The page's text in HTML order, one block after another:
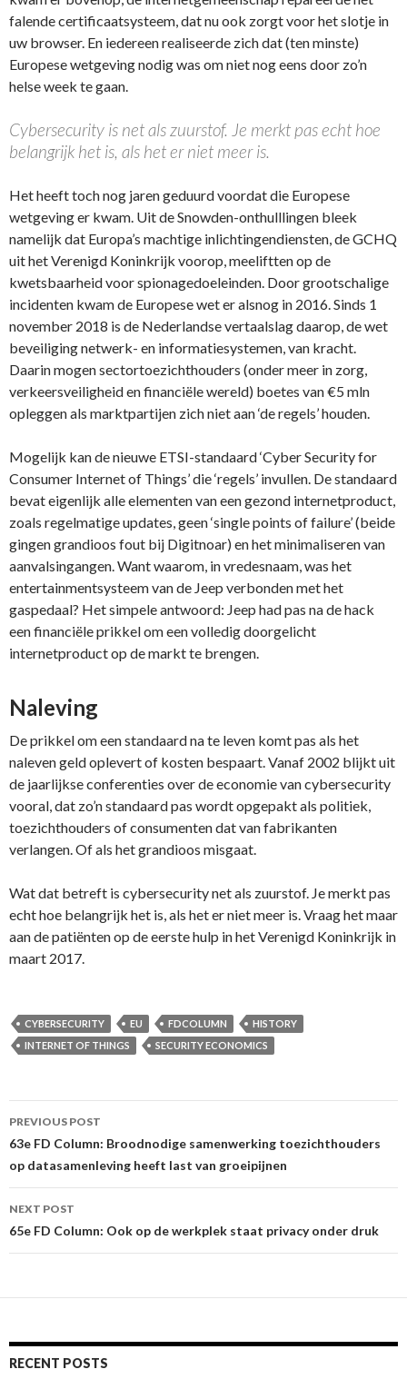
falende certificaatsysteem, dat nu ook zorgt voor het slotje in
uw browser. En iedereen realiseerde zich dat (ten minste)
Europese wetgeving nodig was om niet nog eens door zo’n
helse week te gaan.
Cybersecurity is net als zuurstof. Je merkt pas echt hoe
belangrijk het is, als het er niet meer is.
Het heeft toch nog jaren geduurd voordat die Europese
wetgeving er kwam. Uit de Snowden-onthulllingen bleek
namelijk dat Europa’s machtige inlichtingendiensten, de GCHQ
uit het Verenigd Koninkrijk voorop, meeliftten op de
kwetsbaarheid voor spionagedoeleinden. Door grootschalige
incidenten kwam de Europese wet er alsnog in 2016. Sinds 1
november 2018 is de Nederlandse vertaalslag daarop, de wet
beveiliging netwerk- en informatiesystemen, van kracht.
Daarin mogen sectortoezichthouders (onder meer in zorg,
verkeersveiligheid en financiële wereld) boetes van €5 mln
opleggen als marktpartijen zich niet aan ‘de regels’ houden.
Mogelijk kan de nieuwe ETSI-standaard ‘Cyber Security for
Consumer Internet of Things’ die ‘regels’ invullen. De standaard
bevat eigenlijk alle elementen van een gezond internetproduct,
zoals regelmatige updates, geen ‘single points of failure’ (beide
gingen grandioos fout bij Digitnoar) en het minimaliseren van
aanvalsingangen. Want waarom, in vredesnaam, was het
entertainmentsysteem van de Jeep verbonden met het
gaspedaal? Het simpele antwoord: Jeep had pas na de hack
een financiële prikkel om een volledig doorgelicht
internetproduct op de markt te brengen.
Naleving
De prikkel om een standaard na te leven komt pas als het
naleven geld oplevert of kosten bespaart. Vanaf 2002 blijkt uit
de jaarlijkse conferenties over de economie van cybersecurity
vooral, dat zo’n standaard pas wordt opgepakt als politiek,
toezichthouders of consumenten dat van fabrikanten
verlangen. Of als het grandioos misgaat.
Wat dat betreft is cybersecurity net als zuurstof. Je merkt pas
echt hoe belangrijk het is, als het er niet meer is. Vraag het maar
aan de patiënten op de eerste hulp in het Verenigd Koninkrijk in
maart 2017.
CYBERSECURITY EU FDCOLUMN
HISTORY
INTERNET OF THINGS
SECURITY ECONOMICS
Post
navigation
PREVIOUS POST
63e FD Column: Broodnodige samenwerking toezichthouders
op datasamenleving heeft last van groeipijnen
NEXT POST
65e FD Column: Ook op de werkplek staat privacy onder druk
RECENT POSTS